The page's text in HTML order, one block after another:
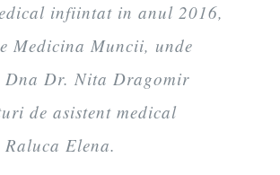
infiintat in anul 2016,
Medicina Muncii, unde
Dna Dr. Nita Dragomir
de asistent medical
Raluca Elena.